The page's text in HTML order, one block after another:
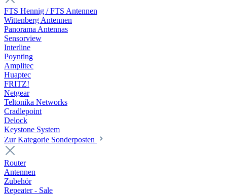
FTS Hennig / FTS Antennen
Wittenberg Antennen
Panorama Antennas
Sensorview
Interline
Poynting
Amplitec
Huaptec
FRITZ!
Netgear
Teltonika Networks
Cradlepoint
Delock
Keystone System
Zur Kategorie Sonderposten
Router
Antennen
Zubehör
Repeater - Sale